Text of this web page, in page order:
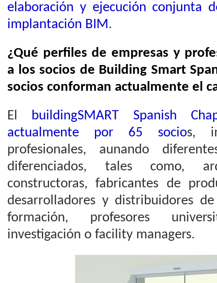
elaboración y ejecución conjunta
implantación BIM.
¿Qué perfiles de empresas y
a los socios de Building Smart
socios conforman actualmente el
El buildingSMART Spanish
actualmente por 65 socios,
profesionales, aunando
diferenciados, tales como,
constructoras, fabricantes de
desarrolladores y distribuidores
formación, profesores
investigación o facility managers.